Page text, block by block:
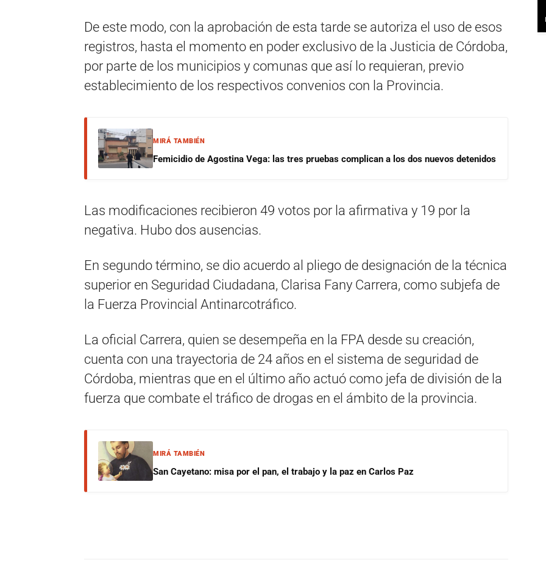
De este modo, con la aprobación de esta tarde se autoriza el uso de esos
registros, hasta el momento en poder exclusivo de la Justicia de Córdoba,
por parte de los municipios y comunas que así lo requieran, previo
establecimiento de los respectivos convenios con la Provincia.
MIRÁ TAMBIÉN
Femicidio de Agostina Vega: las tres pruebas complican a los dos nuevos detenidos
Las modificaciones recibieron 49 votos por la afirmativa y 19 por la
negativa. Hubo dos ausencias.
En segundo término, se dio acuerdo al pliego de designación de la técnica
superior en Seguridad Ciudadana, Clarisa Fany Carrera, como subjefa de
la Fuerza Provincial Antinarcotráfico.
La oficial Carrera, quien se desempeña en la FPA desde su creación,
cuenta con una trayectoria de 24 años en el sistema de seguridad de
Córdoba, mientras que en el último año actuó como jefa de división de la
fuerza que combate el tráfico de drogas en el ámbito de la provincia.
MIRÁ TAMBIÉN
San Cayetano: misa por el pan, el trabajo y la paz en Carlos Paz